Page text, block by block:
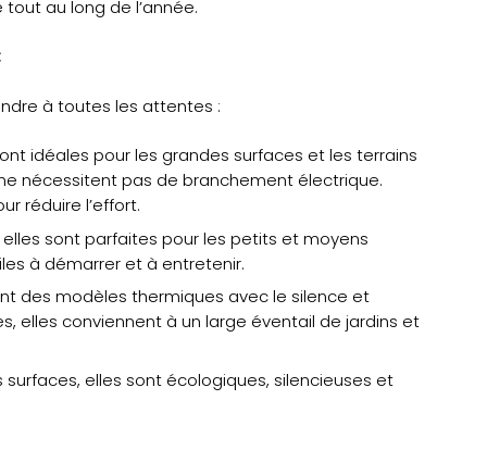
au long de l’année.
à toutes les attentes :
idéales pour les grandes surfaces et les terrains
nécessitent pas de branchement électrique.
réduire l’effort.
sont parfaites pour les petits et moyens
à démarrer et à entretenir.
des modèles thermiques avec le silence et
elles conviennent à un large éventail de jardins et
elles sont écologiques, silencieuses et